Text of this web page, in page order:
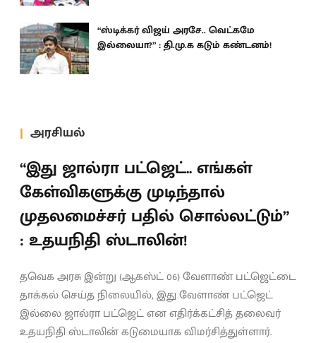
“ஸ்டிக்கர் விஜய் அரசே.. வெட்கமே
இல்லையா?” : தி.மு.க கடும் கண்டனம்!
அரசியல்
“இது ஜால்ரா பட்ஜெட்.. எங்கள்
கேள்விகளுக்கு முடிந்தால்
முதலமைச்சர் பதில் சொல்லட்டும்”
: உதயநிதி ஸ்டாலின்!
தவெக அரசு இன்று (ஆகஸ்ட் 06) வேளாண் பட்ஜெட்டை
தாக்கல் செய்த நிலையில், இது வேளாண் பட்ஜெட்
இல்லை ஜால்ரா பட்ஜெட் என எதிர்க்கட்சித் தலைவர்
உதயநிதி ஸ்டாலின் கடுமையாக விமர்சித்துள்ளார்.